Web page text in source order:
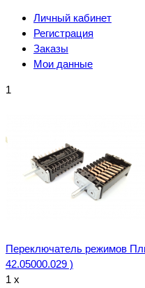
Личный кабинет
Регистрация
Заказы
Мои данные
1
Переключатель режимов
42.05000.029 )
1 x